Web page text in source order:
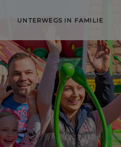
UNTERWEGS IN FAMILIE